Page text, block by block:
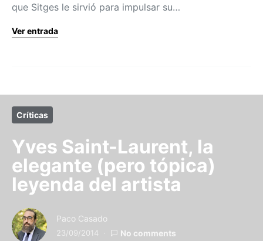
que Sitges le sirvió para impulsar su…
Ver entrada
Críticas
Yves Saint-Laurent, la
elegante (pero tópica)
leyenda del artista
Paco Casado
23/09/2014 No comments